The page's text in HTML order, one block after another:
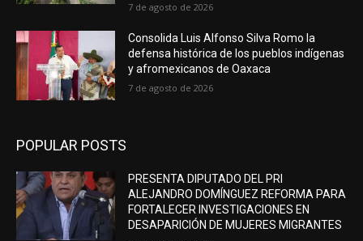
7 de agosto de 2026
Consolida Luis Alfonso Silva Romo la
defensa histórica de los pueblos indígenas
y afromexicanos de Oaxaca
7 de agosto de 2026
POPULAR POSTS
PRESENTA DIPUTADO DEL PRI
ALEJANDRO DOMÍNGUEZ REFORMA PARA
FORTALECER INVESTIGACIONES EN
DESAPARICIÓN DE MUJERES MIGRANTES